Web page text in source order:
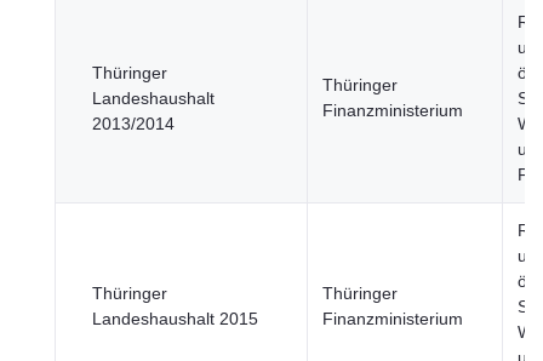
Thüringer
Landeshaushalt
2013/2014
Thüringer
Finanzministerium
Thüringer
Landeshaushalt 2015
Thüringer
Finanzministerium